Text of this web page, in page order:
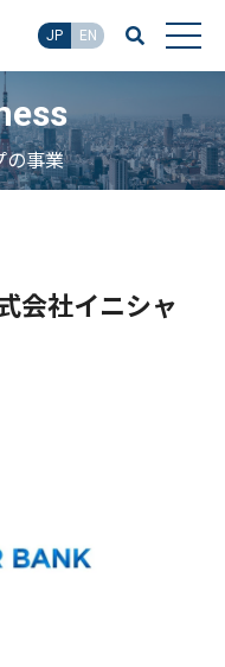
JP EN
の事業
会社イニシャ